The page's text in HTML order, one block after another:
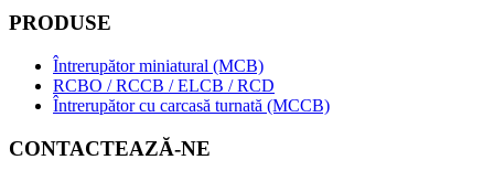
PRODUSE
Întrerupător miniatural (MCB)
RCBO / RCCB / ELCB / RCD
Întrerupător cu carcasă turnată (MCCB)
CONTACTEAZĂ-NE